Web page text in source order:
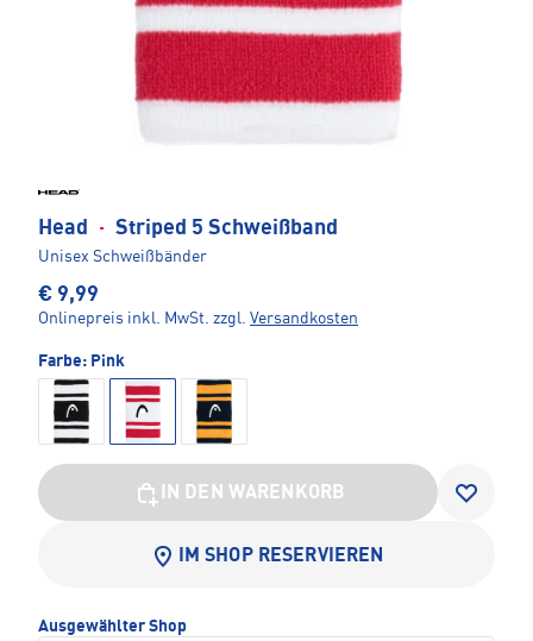
Head · Striped 5 Schweißband
Unisex Schweißbänder
€ 9,99
Onlinepreis inkl. MwSt. zzgl. Versandkosten
Farbe: Pink
IN DEN WARENKORB
IM SHOP RESERVIEREN
Ausgewählter Shop